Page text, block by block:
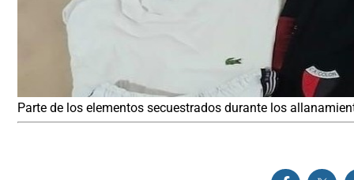
Parte de los elementos secuestrados durante los